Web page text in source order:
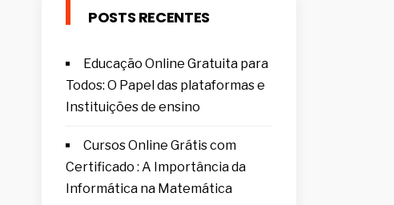
POSTS RECENTES
Educação Online Gratuita para
Todos: O Papel das plataformas e
Instituições de ensino
Cursos Online Grátis com
Certificado : A Importância da
Informática na Matemática